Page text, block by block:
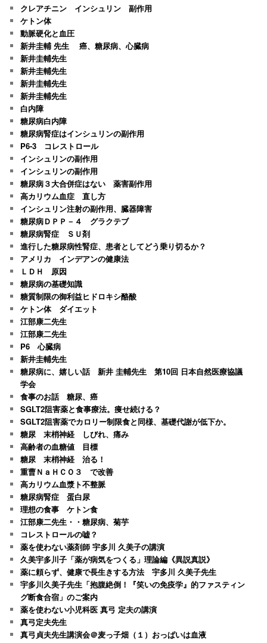
クレアチニン インシュリン 副作用
ケトン体
動脈硬化と血圧
新井圭輔 先生 癌、糖尿病、心臓病
新井圭輔先生
新井圭輔先生
新井圭輔先生
新井圭輔先生
白内障
糖尿病白内障
糖尿病腎症はインシュリンの副作用
P6-3 コレストロール
インシュリンの副作用
インシュリンの副作用
糖尿病３大合併症はない 薬害副作用
高カリウム血症 直し方
インシュリン注射の副作用、臓器障害
糖尿病ＤＰＰ－４ グラクテブ
糖尿病腎症 ＳＵ剤
進行した糖尿病性腎症、患者としてどう乗り切るか？
アメリカ インデアンの健康法
ＬＤＨ 原因
糖尿病の基礎知識
糖質制限の御利益ヒドロキシ酪酸
ケトン体 ダイエット
江部康二先生
江部康二先生
P6 心臓病
新井圭輔先生
糖尿病に、嬉しい話 新井 圭輔先生 第10回 日本自然医療協議
学会
食事のお話 糖尿、癌
SGLT2阻害薬と食事療法。痩せ続ける？
SGLT2阻害薬でカロリー制限食と同様、基礎代謝が低下か。
糖尿 末梢神経 しびれ、痛み
高齢者の血糖値 目標
糖尿 末梢神経 治る！
重曹ＮａＨＣＯ３ で改善
高カリウム血漿ト不整脈
糖尿病腎症 蛋白尿
理想の食事 ケトン食
江部康二先生・・糖尿病、菊芋
コレストロールの嘘？
薬を使わない薬剤師 宇多川 久美子の講演
久美宇多川子「薬が病気をつくる」理論編《異説真説》
薬に頼らず、健康で長生きする方法 宇多川 久美子先生
宇多川久美子先生「抱腹絶倒！『笑いの免疫学』的ファスティン
グ断食合宿」のご案内
薬を使わない小児科医 真弓 定夫の講演
真弓定夫先生
真弓貞夫先生講演会＠麦っ子畑（１）おっぱいは血液